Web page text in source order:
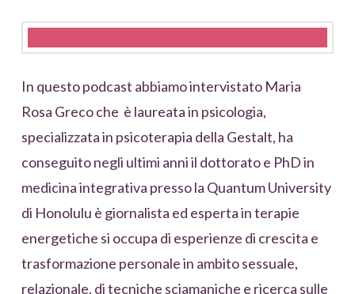
In questo podcast abbiamo intervistato Maria
Rosa Greco che è laureata in psicologia,
specializzata in psicoterapia della Gestalt, ha
conseguito negli ultimi anni il dottorato e PhD in
medicina integrativa presso la Quantum University
di Honolulu è giornalista ed esperta in terapie
energetiche si occupa di esperienze di crescita e
trasformazione personale in ambito sessuale,
relazionale, di tecniche sciamaniche e ricerca sulle